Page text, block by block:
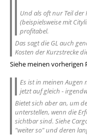
Und als oft nur Teil der
(beispielsweise mit
profitabel.
Das sagt die GL auch
Kosten der Kurzstrecke
Siehe meinen vorherigen
Es ist in meinen Augen
jetzt auf gleich -
Bietet sich aber an, um
unterstellen, wenn die
sichtbar sind. Siehe
"weiter so" und deren